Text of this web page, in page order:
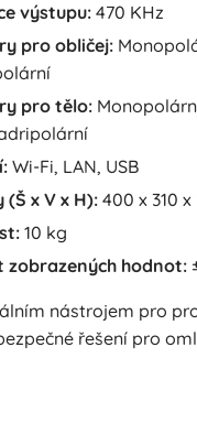
výstupu:470 KHz
pro obličej:
pro tělo:
Wi-Fi, LAN, USB
(Š x V x H): 400 x 310
10 kg
zobrazených hodnot:
nástrojem pro
řešení pro